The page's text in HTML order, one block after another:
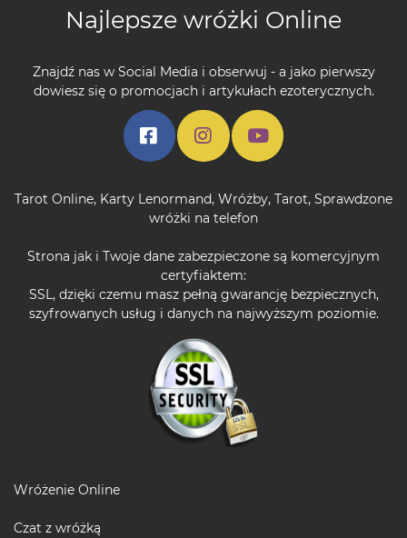
Najlepsze wróżki Online
Znajdź nas w Social Media i obserwuj - a jako pierwszy
dowiesz się o promocjach i artykułach ezoterycznych.
Tarot Online, Karty Lenormand, Wróżby, Tarot, Sprawdzone
wróżki na telefon
Strona jak i Twoje dane zabezpieczone są komercyjnym
certyfiaktem:
SSL, dzięki czemu masz pełną gwarancję bezpiecznych,
szyfrowanych usług i danych na najwyższym poziomie.
Wróżenie Online
Czat z wróżką